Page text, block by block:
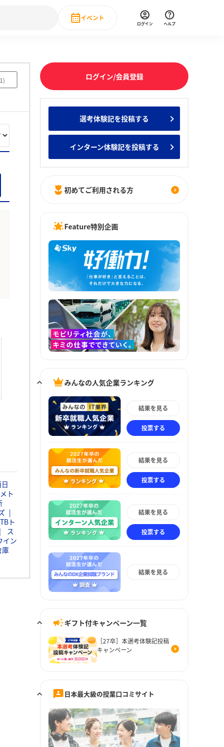
新卒就職人気企業ランキング みんなのインターン人気企業ランキ
IT・DX現場社員インタビュー
イベント
直近のイベント一覧
ログイン ヘルプ
)
ト
ト
ス
イン
庫
ログイン/会員登録
選考体験記を投稿する
インターン体験記を投稿する
初めてご利用される方
Feature特別企画
みんなの人気企業ランキング
結果を見る
投票する
結果を見る
投票する
結果を見る
投票する
結果を見る
ギフト付キャンペーン一覧
［27卒］本選考体験記投稿
キャンペーン
日本最大級の授業口コミサイト